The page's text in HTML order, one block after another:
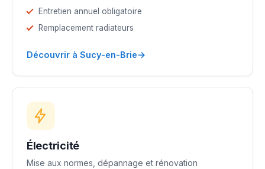
Entretien annuel obligatoire
Remplacement radiateurs
Découvrir à Sucy-en-Brie→
Électricité
Mise aux normes, dépannage et rénovation